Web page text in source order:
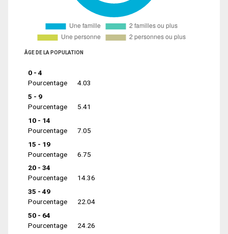
ÂGE DE LA POPULATION
0 - 4
Pourcentage
4.03
5 - 9
Pourcentage
5.41
10 - 14
Pourcentage
7.05
15 - 19
Pourcentage
6.75
20 - 34
Pourcentage
14.36
35 - 49
Pourcentage
22.04
50 - 64
Pourcentage
24.26